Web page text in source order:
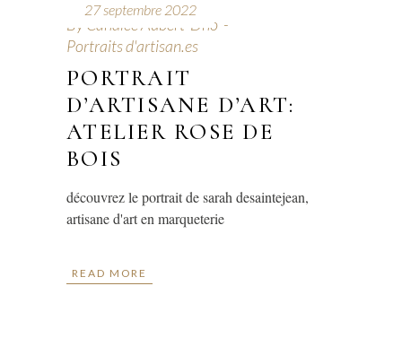
27 septembre 2022
By Candice Aubert-Dho
Portraits d'artisan.es
PORTRAIT
D’ARTISANE D’ART:
ATELIER ROSE DE
BOIS
découvrez le portrait de sarah desaintejean,
artisane d'art en marqueterie
READ MORE